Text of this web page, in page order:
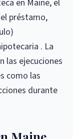
en Maine, el
préstamo,
. La
las ejecuciones
como las
durante